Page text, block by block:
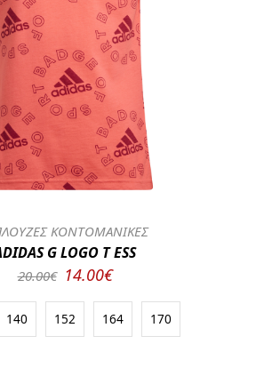
ΚΟΝΤΟΜΑΝΙΚΕΣ
G LOGO T ESS
20.00€ 14.00€
140 152 164 170